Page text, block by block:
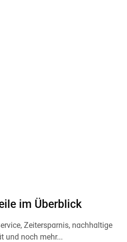
im Überblick
Zeitersparnis, nachhaltige
und noch mehr...